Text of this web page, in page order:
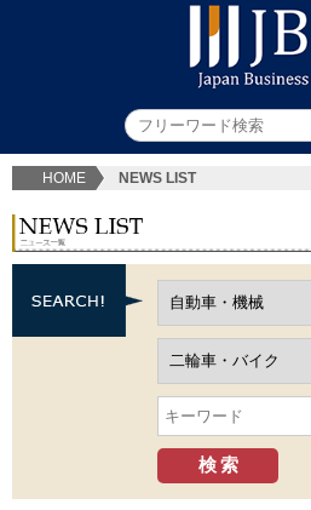
HOME NEWS LIST